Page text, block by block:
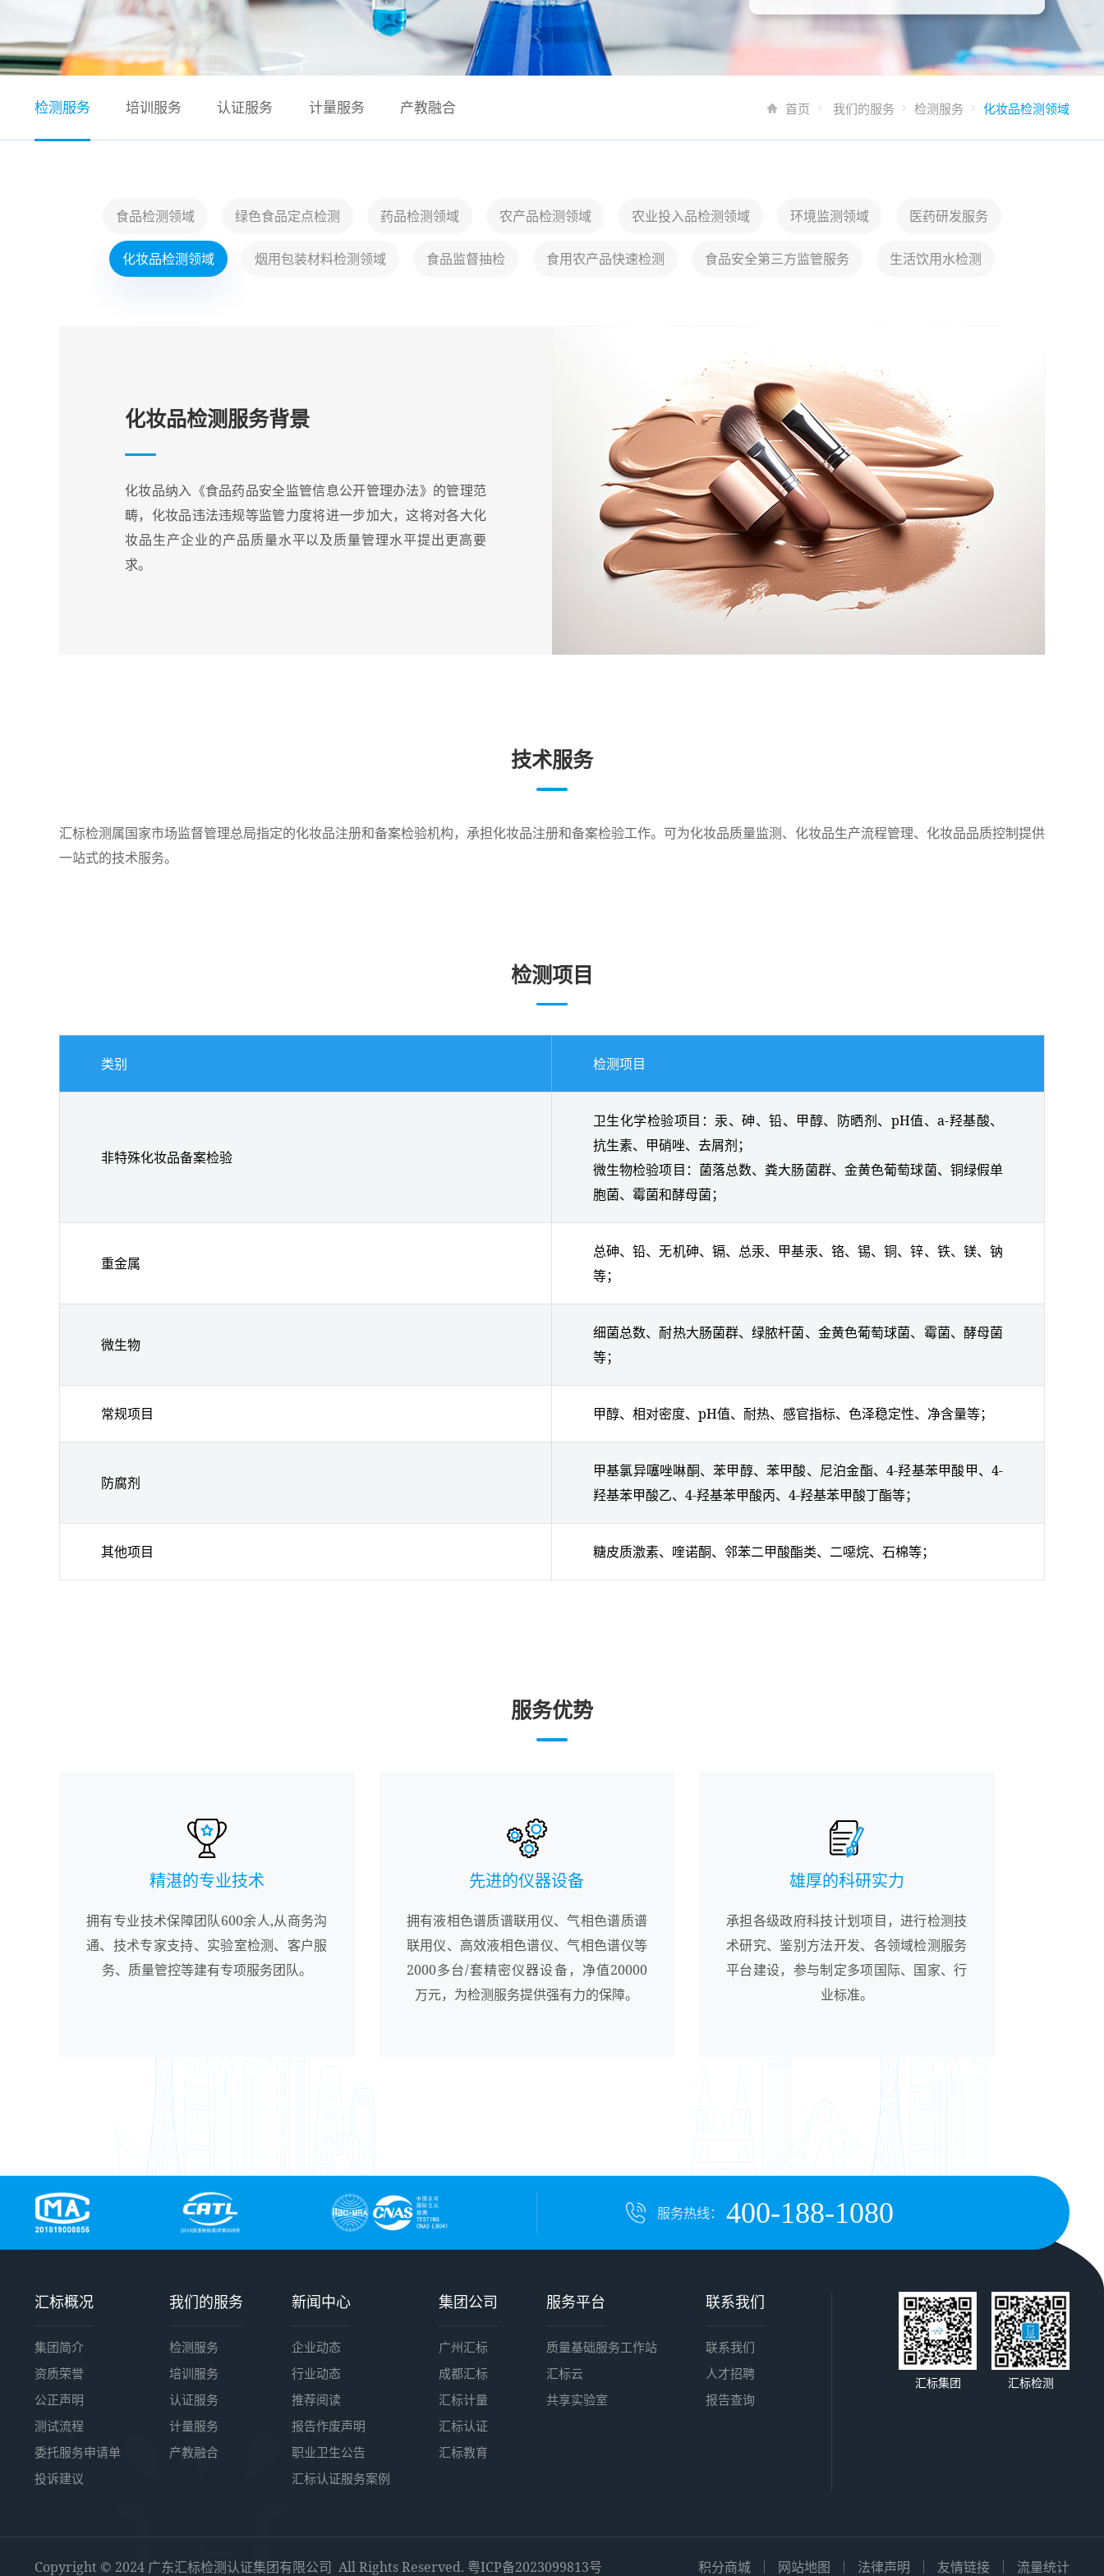
首页 我们的服务 检测服务 化妆品检测领域
检测服务 培训服务 认证服务 计量服务 产教融合
食品检测领域 绿色食品定点检测 药品检测领域 农产品检测领域 农业投入品检测领域 环境监测领域 医药研发服务
化妆品检测领域 烟用包装材料检测领域 食品监督抽检 食用农产品快速检测 食品安全第三方监管服务 生活饮用水检测
化妆品检测服务背景
化妆品纳入《食品药品安全监管信息公开管理办法》的管理范
畴，化妆品违法违规等监管力度将进一步加大，这将对各大化
妆品生产企业的产品质量水平以及质量管理水平提出更高要
求。
技术服务
汇标检测属国家市场监督管理总局指定的化妆品注册和备案检验机构，承担化妆品注册和备案检验工作。可为化妆品质量监测、化妆品生产流程管理、化妆品品质控制提供
一站式的技术服务。
检测项目
类别 检测项目
非特殊化妆品备案检验
卫生化学检验项目：汞、砷、铅、甲醇、防晒剂、pH值、a-羟基酸、
抗生素、甲硝唑、去屑剂；
微生物检验项目：菌落总数、粪大肠菌群、金黄色葡萄球菌、铜绿假单
胞菌、霉菌和酵母菌；
重金属
总砷、铅、无机砷、镉、总汞、甲基汞、铬、锡、铜、锌、铁、镁、钠
等；
微生物
细菌总数、耐热大肠菌群、绿脓杆菌、金黄色葡萄球菌、霉菌、酵母菌
等；
常规项目 甲醇、相对密度、pH值、耐热、感官指标、色泽稳定性、净含量等；
防腐剂
甲基氯异噻唑啉酮、苯甲醇、苯甲酸、尼泊金酯、4-羟基苯甲酸甲、4-
羟基苯甲酸乙、4-羟基苯甲酸丙、4-羟基苯甲酸丁酯等；
其他项目 糖皮质激素、喹诺酮、邻苯二甲酸酯类、二噁烷、石棉等；
服务优势
精湛的专业技术
拥有专业技术保障团队600余人,从商务沟
通、技术专家支持、实验室检测、客户服
务、质量管控等建有专项服务团队。
先进的仪器设备
拥有液相色谱质谱联用仪、气相色谱质谱
联用仪、高效液相色谱仪、气相色谱仪等
2000多台/套精密仪器设备，净值20000
万元，为检测服务提供强有力的保障。
雄厚的科研实力
承担各级政府科技计划项目，进行检测技
术研究、鉴别方法开发、各领域检测服务
平台建设，参与制定多项国际、国家、行
业标准。
服务热线： 400-188-1080
汇标概况
集团简介
资质荣誉
公正声明
测试流程
委托服务申请单
投诉建议
我们的服务
检测服务
培训服务
认证服务
计量服务
产教融合
新闻中心
企业动态
行业动态
推荐阅读
报告作废声明
职业卫生公告
汇标认证服务案例
集团公司
广州汇标
成都汇标
汇标计量
汇标认证
汇标教育
服务平台
质量基础服务工作站
汇标云
共享实验室
联系我们
联系我们
人才招聘
报告查询
汇标集团 汇标检测
Copyright © 2024 广东汇标检测认证集团有限公司 All Rights Reserved. 粤ICP备2023099813号 积分商城 网站地图 法律声明 友情链接 流量统计